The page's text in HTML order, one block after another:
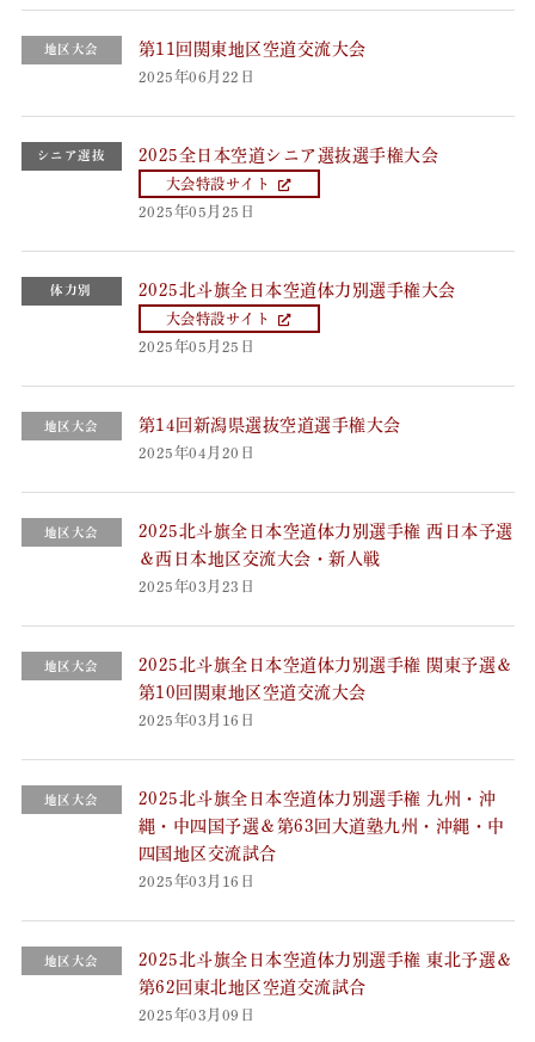
地区大会 第11回関東地区空道交流大会
2025年06月22日
シニア選抜 2025全日本空道シニア選抜選手権大会
大会特設サイト
2025年05月25日
体力別 2025北斗旗全日本空道体力別選手権大会
大会特設サイト
2025年05月25日
地区大会 第14回新潟県選抜空道選手権大会
2025年04月20日
地区大会
2025北斗旗全日本空道体力別選手権 西日本予選
＆西日本地区交流大会・新人戦
2025年03月23日
地区大会
2025北斗旗全日本空道体力別選手権 関東予選＆
第10回関東地区空道交流大会
2025年03月16日
地区大会
2025北斗旗全日本空道体力別選手権 九州・沖
縄・中四国予選＆第63回大道塾九州・沖縄・中
四国地区交流試合
2025年03月16日
地区大会
2025北斗旗全日本空道体力別選手権 東北予選＆
第62回東北地区空道交流試合
2025年03月09日